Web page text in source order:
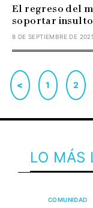
El regreso del
soportar
8 DE SEPTIEMBRE DE
< 1 2
LO MÁS
COMUNIDAD